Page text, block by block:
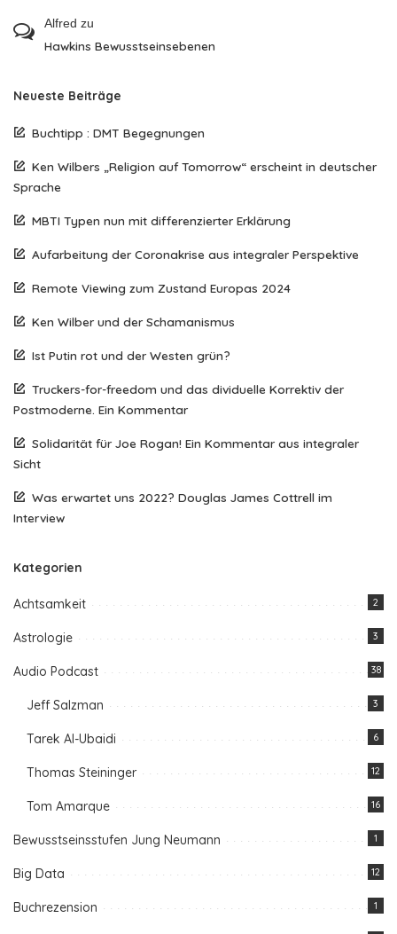
Alfred zu
Hawkins Bewusstseinsebenen
Neueste Beiträge
Buchtipp : DMT Begegnungen
Ken Wilbers „Religion auf Tomorrow“ erscheint in deutscher
Sprache
MBTI Typen nun mit differenzierter Erklärung
Aufarbeitung der Coronakrise aus integraler Perspektive
Remote Viewing zum Zustand Europas 2024
Ken Wilber und der Schamanismus
Ist Putin rot und der Westen grün?
Truckers-for-freedom und das dividuelle Korrektiv der
Postmoderne. Ein Kommentar
Solidarität für Joe Rogan! Ein Kommentar aus integraler
Sicht
Was erwartet uns 2022? Douglas James Cottrell im
Interview
Kategorien
Achtsamkeit 2
Astrologie 3
Audio Podcast 38
Jeff Salzman 3
Tarek Al-Ubaidi 6
Thomas Steininger 12
Tom Amarque 16
Bewusstseinsstufen Jung Neumann 1
Big Data 12
Buchrezension 1